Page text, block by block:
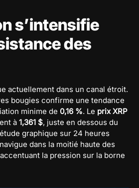
s’intensifie
des
actuellement dans un canal étroit.
bougies confirme une tendance
minime de 0,16 %. Le prix XRP
à 1,361 $, juste en dessous du
graphique sur 24 heures
dans la moitié haute des
la pression sur la borne